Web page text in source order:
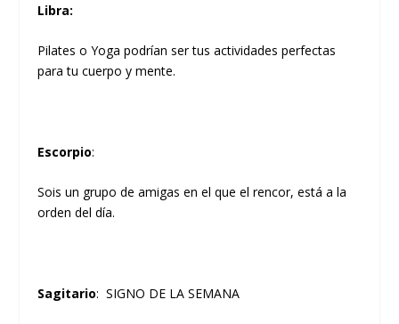
Libra:
Pilates o Yoga podrían ser tus actividades perfectas
para tu cuerpo y mente.
Escorpio:
Sois un grupo de amigas en el que el rencor, está a la
orden del día.
Sagitario: SIGNO DE LA SEMANA